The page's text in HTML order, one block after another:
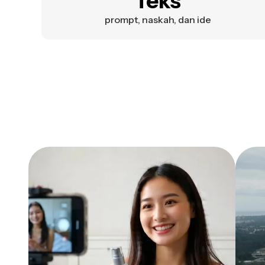
prompt, naskah, dan ide